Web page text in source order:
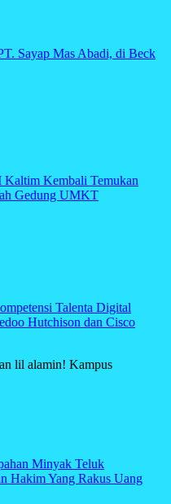
Sayap Mas Abadi, di Beck
Kembali Temukan
Gedung UMKT
Talenta Digital
Hutchison dan Cisco
lil alamin! Kampus
Minyak Teluk
Hakim Yang Rakus Uang